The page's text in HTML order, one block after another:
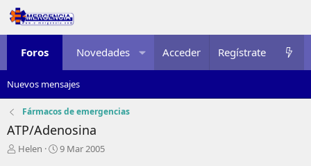
Foros Novedades Multimedia Recursos
Acceder Regístrate
Nuevos mensajes
Fármacos de emergencias
ATP/Adenosina
IHelen
F
9 Mar 2005